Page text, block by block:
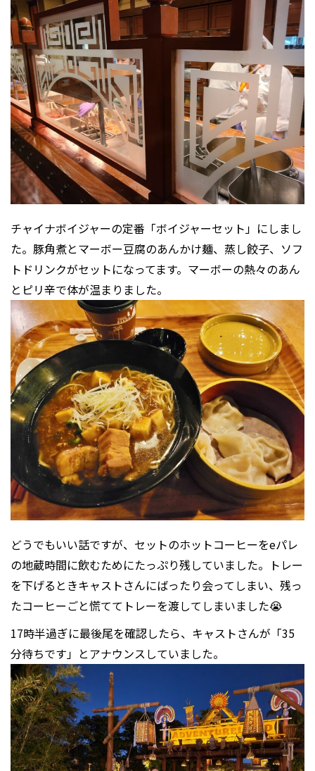
チャイナボイジャーの定番「ボイジャーセット」にしまし
た。豚角煮とマーボー豆腐のあんかけ麺、蒸し餃子、ソフ
トドリンクがセットになってます。マーボーの熱々のあん
とピリ辛で体が温まりました。
どうでもいい話ですが、セットのホットコーヒーをeパレ
の地蔵時間に飲むためにたっぷり残していました。トレー
を下げるときキャストさんにばったり会ってしまい、残っ
たコーヒーごと慌ててトレーを渡してしまいました😭
17時半過ぎに最後尾を確認したら、キャストさんが「35
分待ちです」とアナウンスしていました。